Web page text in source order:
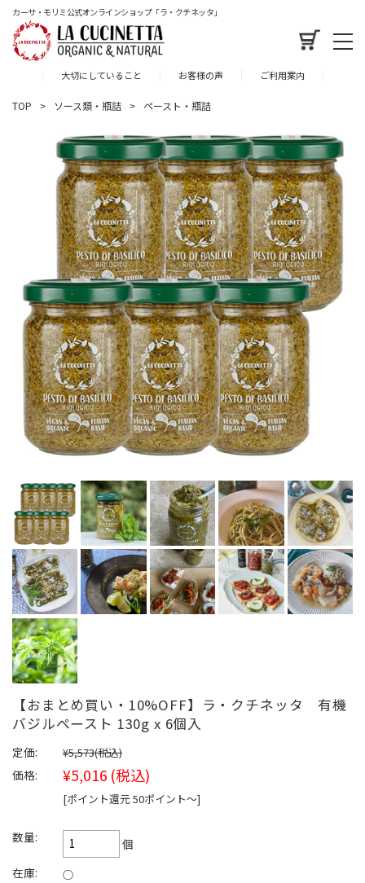
カーサ・モリミ公式オンラインショップ「ラ・クチネッタ」
大切にしていること お客様の声 ご利用案内
TOP ソース類・瓶詰 ペースト・瓶詰
【おまとめ買い・10%OFF】ラ・クチネッタ 有機
バジルペースト 130g x 6個入
定価: ¥5,573(税込)
価格: ¥5,016 (税込)
[ポイント還元 50ポイント〜]
数量:
個
在庫:
○